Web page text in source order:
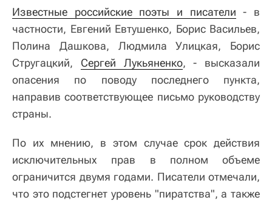
Известные российские поэты и писатели - в
частности, Евгений Евтушенко, Борис Васильев,
Полина Дашкова, Людмила Улицкая, Борис
Стругацкий, Сергей Лукьяненко, - высказали
опасения по поводу последнего пункта,
направив соответствующее письмо руководству
страны.
По их мнению, в этом случае срок действия
исключительных прав в полном объеме
ограничится двумя годами. Писатели отмечали,
что это подстегнет уровень "пиратства", а также